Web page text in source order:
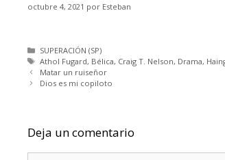
octubre 4, 2021 por Esteban
Categorías
SUPERACIÓN (SP)
Etiquetas
Athol Fugard, Bélica, Craig T. Nelson, Drama,
Matar un ruiseñor
Dios es mi copiloto
Deja un comentario